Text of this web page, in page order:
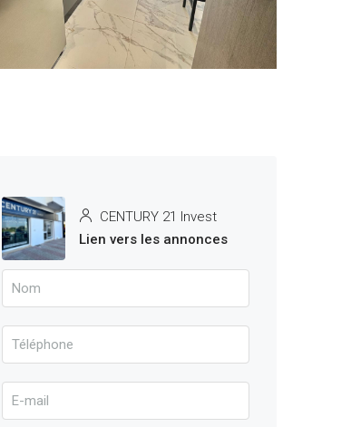
CENTURY 21 Invest
Lien vers les annonces